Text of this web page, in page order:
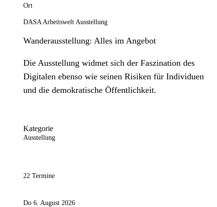
Ort
DASA Arbeitswelt Ausstellung
Wanderausstellung: Alles im Angebot
Die Ausstellung widmet sich der Faszination des
Digitalen ebenso wie seinen Risiken für Individuen
und die demokratische Öffentlichkeit.
Kategorie
Ausstellung
22 Termine
Do 6. August 2026